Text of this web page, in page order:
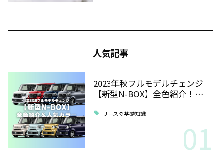
人気記事
2023年秋フルモデルチェンジ
【新型N-BOX】全色紹介！…
リースの基礎知識
01